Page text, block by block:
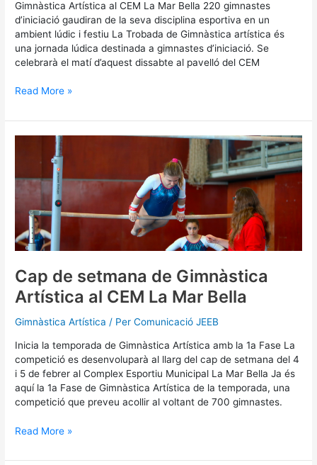
Gimnàstica Artística al CEM La Mar Bella 220 gimnastes
d’iniciació gaudiran de la seva disciplina esportiva en un
ambient lúdic i festiu La Trobada de Gimnàstica artística és
una jornada lúdica destinada a gimnastes d’iniciació. Se
celebrarà el matí d’aquest dissabte al pavelló del CEM
Read More »
Cap de setmana de Gimnàstica
Artística al CEM La Mar Bella
Gimnàstica Artística / Per Comunicació JEEB
Inicia la temporada de Gimnàstica Artística amb la 1a Fase La
competició es desenvoluparà al llarg del cap de setmana del 4
i 5 de febrer al Complex Esportiu Municipal La Mar Bella Ja és
aquí la 1a Fase de Gimnàstica Artística de la temporada, una
competició que preveu acollir al voltant de 700 gimnastes.
setmana
de
Gimnàstica
Artística
CEM
Mar
Bella
Read More »